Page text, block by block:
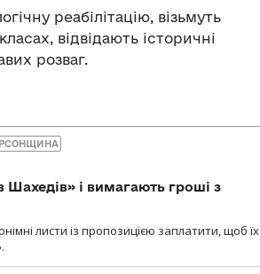
реабілітацію, візьмуть
відвідають історичні
розваг.
Шахедів» і вимагають гроші з
листи із пропозицією заплатити, щоб їх